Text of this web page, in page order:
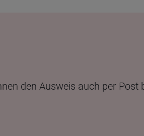
den Ausweis auch per Post